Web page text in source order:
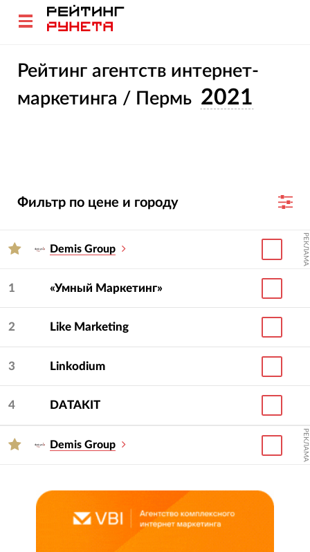
Рейтинг агентств интернет-
маркетинга / Пермь 2021
Фильтр по цене и городу
Demis Group РЕКЛАМА
1 «Умный Маркетинг»
2 Like Marketing
3 Linkodium
4 DATAKIT
Demis Group РЕКЛАМА